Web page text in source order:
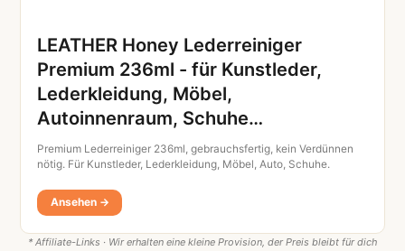
LEATHER Honey Lederreiniger
Premium 236ml - für Kunstleder,
Lederkleidung, Möbel,
Autoinnenraum, Schuhe…
Premium Lederreiniger 236ml, gebrauchsfertig, kein Verdünnen
nötig. Für Kunstleder, Lederkleidung, Möbel, Auto, Schuhe.
Ansehen →
* Affiliate-Links · Wir erhalten eine kleine Provision, der Preis bleibt für dich